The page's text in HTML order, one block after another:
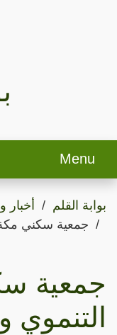
Menu
بوابة القلم
أخبار
جمعية سكني
جمعية